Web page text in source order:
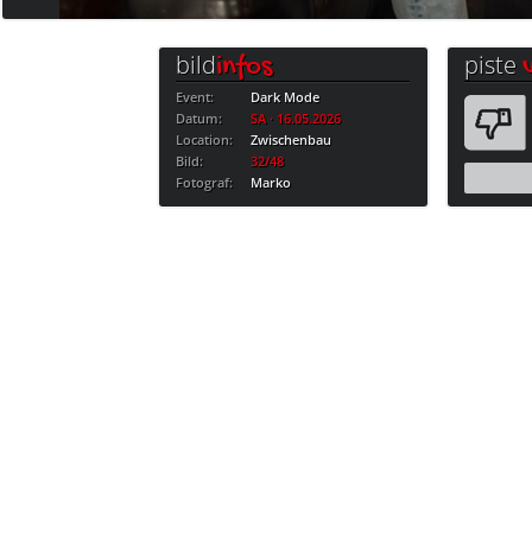
bildinfos
Event:
Dark Mode
Datum:
SA · 16.05.2026
Location:
Zwischenbau
Bild:
32/48
Fotograf:
Marko
piste